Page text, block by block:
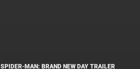
SPIDER-MAN: BRAND NEW DAY TRAILER